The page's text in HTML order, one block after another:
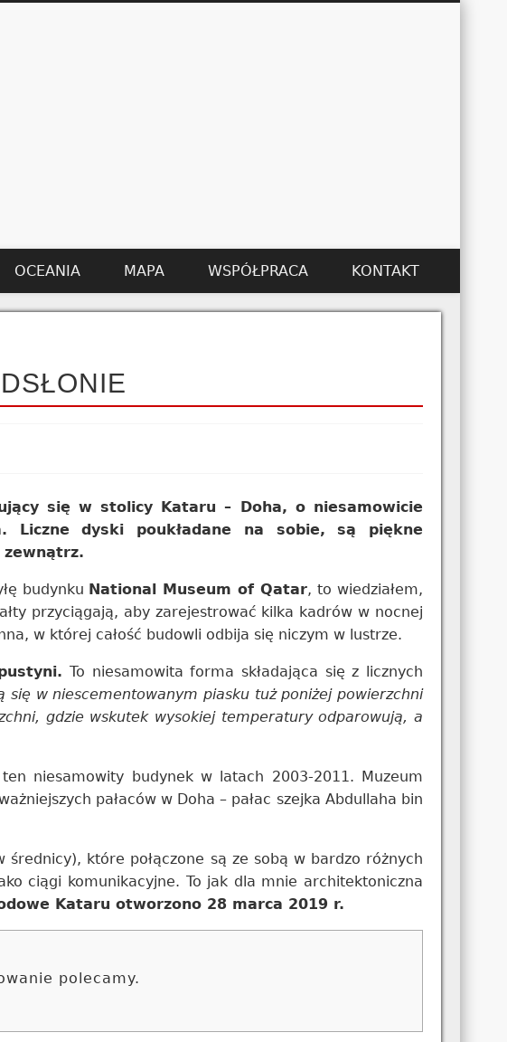
OCEANIA MAPA WSPÓŁPRACA KONTAKT
się w stolicy Kataru – Doha, o niesamowicie
Liczne dyski poukładane na sobie, są piękne
zewnątrz.
budynku National Museum of Qatar, to wiedziałem,
przyciągają, aby zarejestrować kilka kadrów w nocnej
w której całość budowli odbija się niczym w lustrze.
To niesamowita forma składająca się z licznych
się w niescementowanym piasku tuż poniżej powierzchni
gdzie wskutek wysokiej temperatury odparowują, a
niesamowity budynek w latach 2003-2011. Muzeum
pałaców w Doha – pałac szejka Abdullaha bin
które połączone są ze sobą w bardzo różnych
ciągi komunikacyjne. To jak dla mnie architektoniczna
Kataru otworzono 28 marca 2019 r.
polecamy.